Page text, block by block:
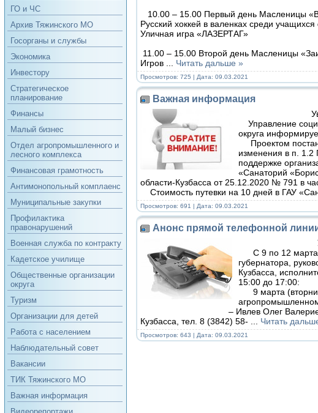
ГО и ЧС
Архив Тяжинского МО
Госорганы и службы
Экономика
Инвестору
Стратегическое
планирование
Финансы
Малый бизнес
Отдел агропромышленного и
лесного комплекса
Финансовая грамотность
Антимонопольный комплаенс
Муниципальные закупки
Профилактика
правонарушений
Военная служба по контракту
Кадетское училище
Общественные организации
округа
Туризм
Организации для детей
Работа с населением
Наблюдательный совет
Вакансии
ТИК Тяжинского МО
Важная информация
10.00 – 15.00 Первый день Масленицы
Русский хоккей в валенках среди
Уличная игра «ЛАЗЕРТАГ»
11.00 – 15.00 Второй день Масленицы
Игров
Читать дальше »
Просмотров: 725 | Дата: 09.03.2021
Важная информация
Управление
округа
Проектом
изменения в п. 1.2
поддержке
«Санаторий
области-Кузбасса от 25.12.2020 № 791 в
Стоимость путевки на 10 дней в ГАУ
Просмотров: 691 | Дата: 09.03.2021
Анонс прямой телефонной
С 9 по 12 марта
губернатора,
Кузбасса,
15:00 до 17:00:
9 марта
– Ивлев Олег Валериевич —
Кузбасса, тел. 8 (3842) 58-
Читать
Просмотров: 643 | Дата: 09.03.2021